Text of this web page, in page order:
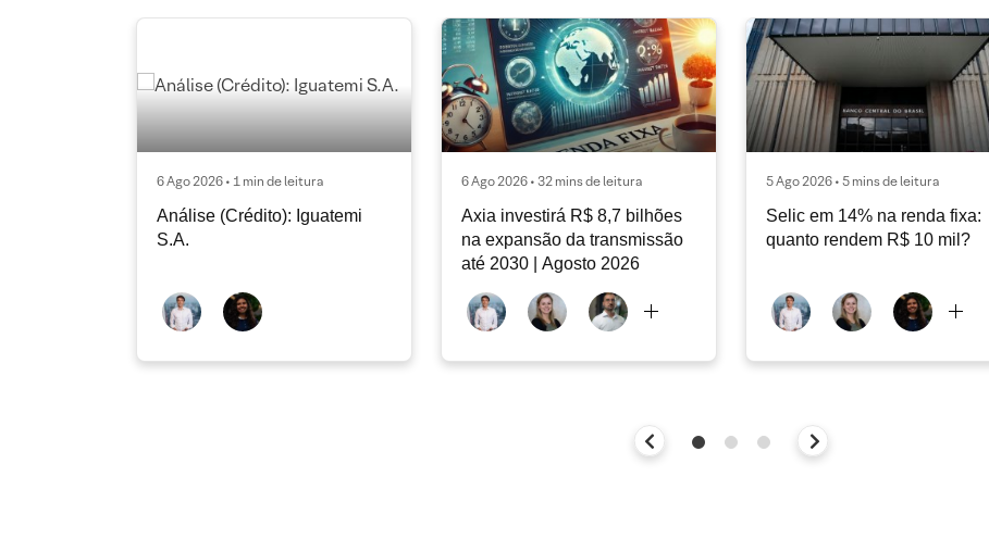
6 Ago 2026 • 1 min de leitura
Análise (Crédito): Iguatemi
S.A.
6 Ago 2026 • 32 mins de leitura
Axia investirá R$ 8,7 bilhões
na expansão da transmissão
até 2030 | Agosto 2026
5 Ago 2026 • 5 mins de leitura
Selic em 14% na renda fixa:
quanto rendem R$ 10 mil?